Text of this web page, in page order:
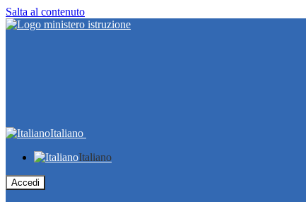
Salta al contenuto
Italiano
Italiano
Accedi